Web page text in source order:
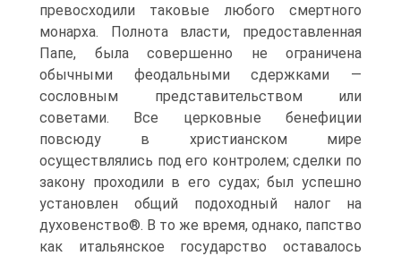
превосходили тако­вые любого смертного
монарха. Полнота власти, предоставленная
Папе, была совершенно не ограничена
обычными феодальными сдержками —
сословным представительством или
советами. Все церковные бенефи­ции
повсюду в христианском мире
осуществлялись под его контролем; сделки по
закону проходили в его судах; был успешно
установлен общий подоходный налог на
духовенство®. В то же время, однако, папство
как итальянское государство оставалось